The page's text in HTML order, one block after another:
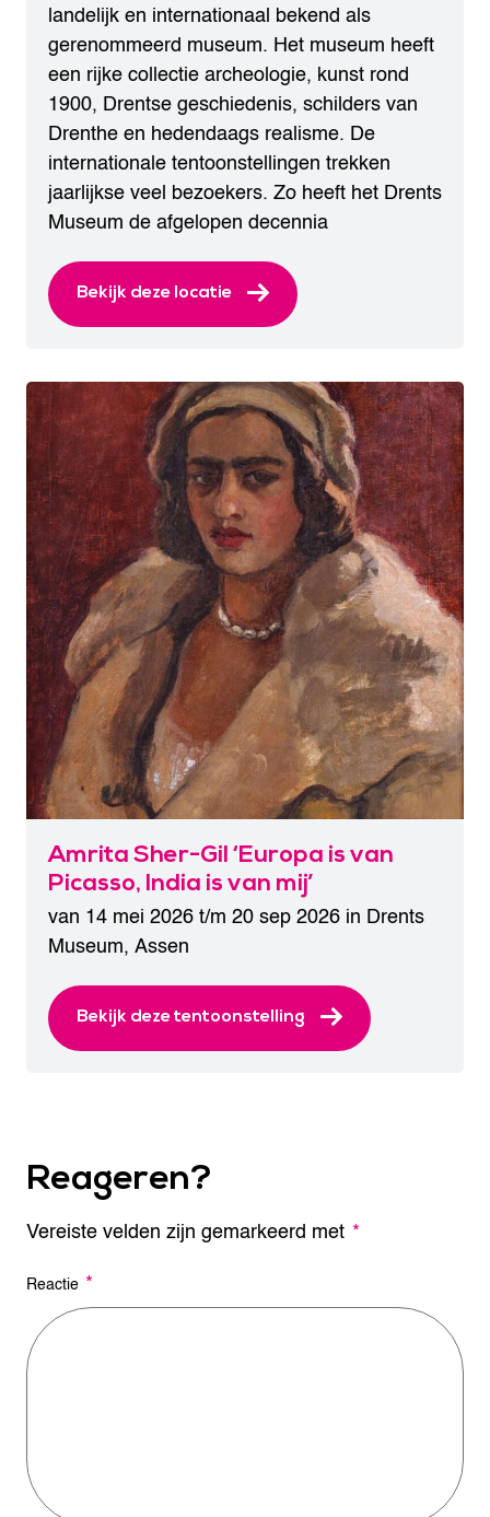
landelijk en internationaal bekend als
gerenommeerd museum. Het museum heeft
een rijke collectie archeologie, kunst rond
1900, Drentse geschiedenis, schilders van
Drenthe en hedendaags realisme. De
internationale tentoonstellingen trekken
jaarlijkse veel bezoekers. Zo heeft het Drents
Museum de afgelopen decennia
Bekijk deze locatie
Amri­ta Sher-Gil ​‘Europa is van
Picas­so, India is van mij’
van 14 mei 2026 t/m 20 sep 2026 in Drents
Museum, Assen
Bekijk deze tentoonstelling
Reageren?
Vereiste velden zijn gemarkeerd met *
Reactie *
A
t
e
n
a
e
: